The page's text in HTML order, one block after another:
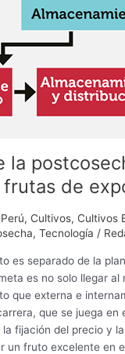
la
de
, Cultivos, Cultivos
, Tecnología /
es separado de la
es no solo llegar al
que externa e
que se juega en
fijación del precio y
un fruto excelente en